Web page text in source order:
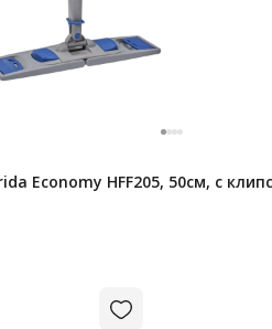
Economy HFF205, 50см, с